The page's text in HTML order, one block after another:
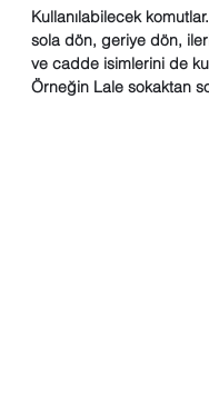
Kullanılabilecek
sola dön, geriye dön,
ve cadde isimlerini de
Örneğin Lale sokaktan